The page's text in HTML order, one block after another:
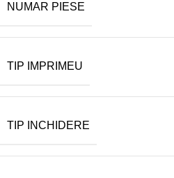
NUMAR PIESE
TIP IMPRIMEU
TIP INCHIDERE